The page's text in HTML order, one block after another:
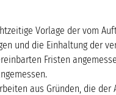
Vorlage der vom
und die Einhaltung der
Fristen
aus Gründen, die